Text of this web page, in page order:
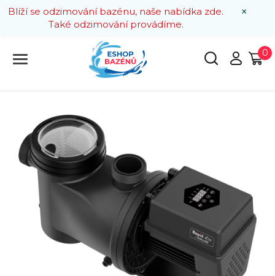
×
Blíží se odzimování bazénu, naše nabídka zde.
Také odzimování provádíme.
0